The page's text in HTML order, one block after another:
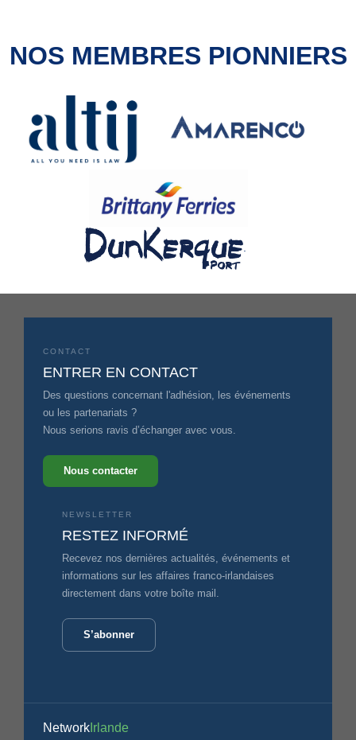
NOS MEMBRES PIONNIERS
CONTACT
ENTRER EN CONTACT
Des questions concernant l'adhésion, les événements
ou les partenariats ?
Nous serions ravis d’échanger avec vous.
Nous contacter
NEWSLETTER
RESTEZ INFORMÉ
Recevez nos dernières actualités, événements et
informations sur les affaires franco-irlandaises
directement dans votre boîte mail.
S’abonner
Network Irlande